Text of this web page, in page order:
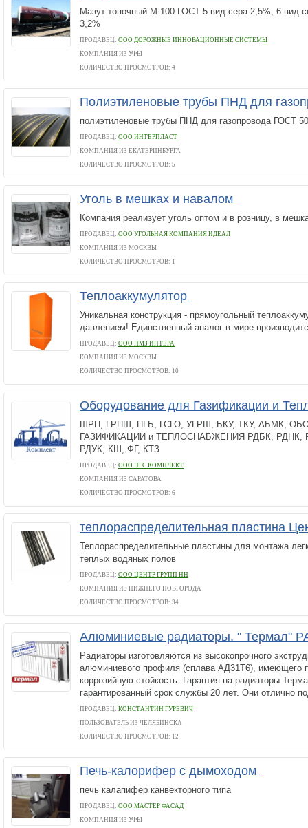
Мазут топочный М-100 ГОСТ 5 вид сера-2,5%, 6 вид-
3,2%
ПРОДАВЕЦ: ООО ДОРОЖНЫЕ ИННОВАЦИОННЫЕ СИСТЕМЫ
КОМПАНИЯ ИЗ УФЫ
КОЛИЧЕСТВО ПРОСМОТРОВ: 4
Полиэтиленовые трубы ПНД для
полиэтиленовые трубы ПНД для газопровода ГОСТ
ПРОДАВЕЦ: ООО ИНТЕРПЛАСТ
КОМПАНИЯ ИЗ ЕКАТЕРИНБУРГА
КОЛИЧЕСТВО ПРОСМОТРОВ: 5
Уголь в мешках и навалом
Компания реализует уголь оптом и в розницу, в
ПРОДАВЕЦ: ООО УГОЛЬНАЯ КОМПАНИЯ ИДЕАЛ
КОМПАНИЯ ИЗ МОСКВЫ
КОЛИЧЕСТВО ПРОСМОТРОВ: 1
Теплоаккумулятор
Уникальная конструкция - прямоугольный
давлением! Единственный аналог в мире
ПРОДАВЕЦ: ООО ПМЗ ИНТЕРА
КОМПАНИЯ ИЗ МОСКВЫ
КОЛИЧЕСТВО ПРОСМОТРОВ: 10
Оборудование для Газификации и
ШРП, ГРПШ, ПГБ, ГСГО, УГРШ, БКУ, ТКУ, АБМК,
ГАЗИФИКАЦИИ и ТЕПЛОСНАБЖЕНИЯ РДБК, РДНК,
РДУК, КШ, ФГ, КТЗ
ПРОДАВЕЦ: ООО ПГС КОМПЛЕКТ
КОМПАНИЯ ИЗ САРАТОВА
КОЛИЧЕСТВО ПРОСМОТРОВ: 6
теплораспределительная пластина
Теплораспределительные пластины для монтажа
теплых водяных полов
ПРОДАВЕЦ: ООО ЦЕНТР ГРУПП НН
КОМПАНИЯ ИЗ НИЖНЕГО НОВГОРОДА
КОЛИЧЕСТВО ПРОСМОТРОВ: 34
Алюминиевые радиаторы. " Термал"
Радиаторы изготовляются из высокопрочного
алюминиевого профиля (сплава АД31Т6), имеющего
коррозийную стойкость. Гарантия на радиаторы
гарантированный срок службы 20 лет. Они отлично
ПРОДАВЕЦ: КОНСТАНТИН ГУРЕВИЧ
ПОЛЬЗОВАТЕЛЬ ИЗ ЧЕЛЯБИНСКА
КОЛИЧЕСТВО ПРОСМОТРОВ: 12
Печь-калорифер с дымоходом
печь калапифер канвекторного типа
ПРОДАВЕЦ: ООО МАСТЕР ФАСАД
КОМПАНИЯ ИЗ УФЫ